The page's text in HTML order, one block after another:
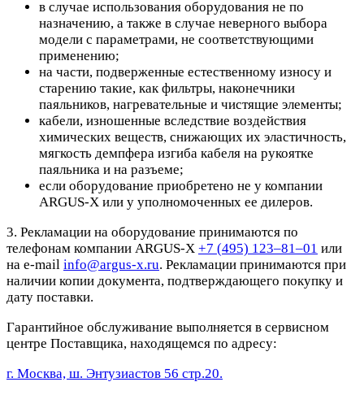
в случае использования оборудования не по
назначению, а также в случае неверного выбора
модели с параметрами, не соответствующими
применению;
на части, подверженные естественному износу и
старению такие, как фильтры, наконечники
паяльников, нагревательные и чистящие элементы;
кабели, изношенные вследствие воздействия
химических веществ, снижающих их эластичность,
мягкость демпфера изгиба кабеля на рукоятке
паяльника и на разъеме;
если оборудование приобретено не у компании
ARGUS-X или у уполномоченных ее дилеров.
3. Рекламации на оборудование принимаются по
телефонам компании ARGUS-X +7 (495) 123–81–01 или
на e-mail info@argus-x.ru. Рекламации принимаются при
наличии копии документа, подтверждающего покупку и
дату поставки.
Гарантийное обслуживание выполняется в сервисном
центре Поставщика, находящемся по адресу:
г. Москва, ш. Энтузиастов 56 стр.20.